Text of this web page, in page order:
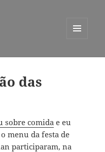
WIDGETS
das
sobre comidae eu
menu da festa de
participaram, na